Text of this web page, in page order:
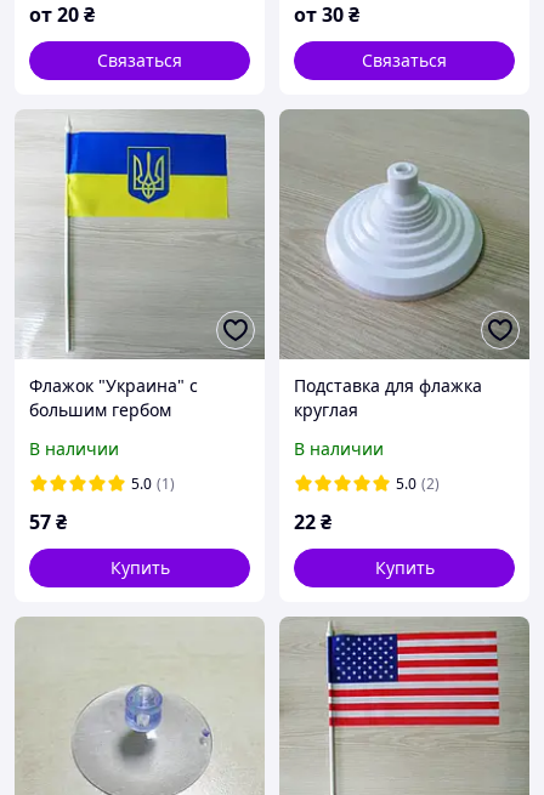
от20₴
Связаться
от30₴
Связаться
Флажок "Украина" с
большим гербом
В наличии
5.0 (1)
57₴
Купить
Подставка для флажка
круглая
В наличии
5.0 (2)
22₴
Купить